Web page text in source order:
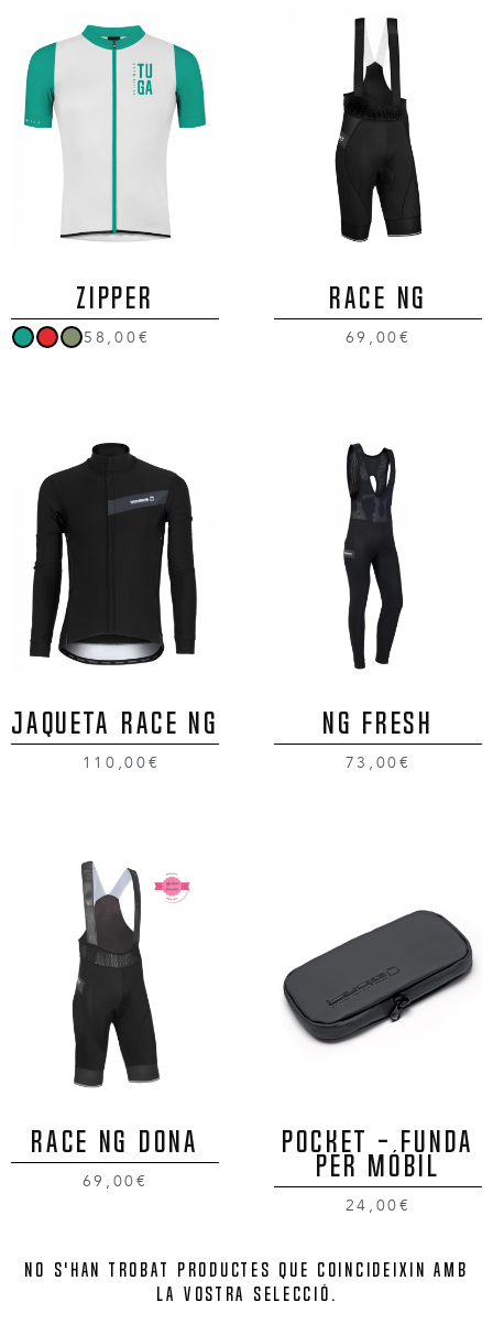
ZIPPER
58,00€
RACE NG
69,00€
JAQUETA RACE NG
110,00€
NG FRESH
73,00€
RACE NG DONA
69,00€
POCKET - FUNDA
PER MÓBIL
24,00€
No s'han trobat productes que coincideixin amb
la vostra selecció.